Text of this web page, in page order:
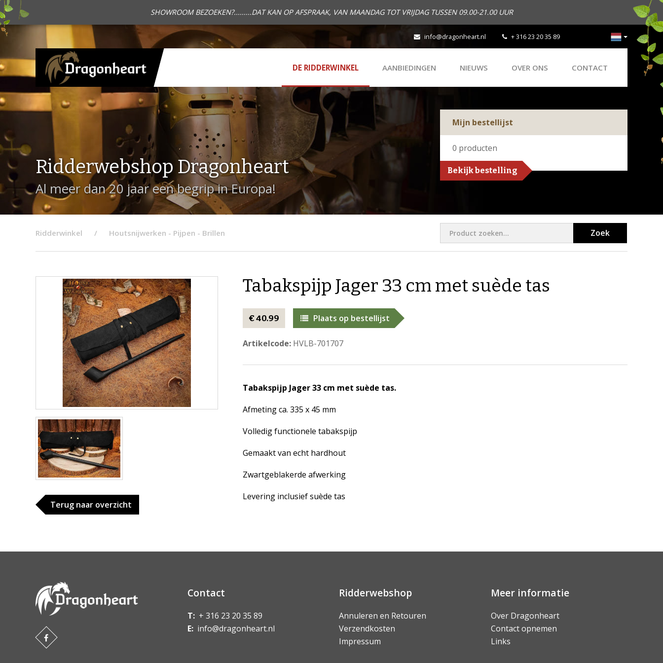
SHOWROOM BEZOEKEN?.........DAT KAN OP AFSPRAAK, VAN MAANDAG TOT VRIJDAG TUSSEN 09.00-21.00 UUR
info@dragonheart.nl + 316 23 20 35 89
DE RIDDERWINKEL AANBIEDINGEN NIEUWS OVER ONS CONTACT
Ridderwebshop Dragonheart
Al meer dan 20 jaar een begrip in Europa!
Mijn bestellijst
0 producten
Bekijk bestelling
Ridderwinkel Houtsnijwerken - Pijpen - Brillen Zoek
Terug naar overzicht
Tabakspijp Jager 33 cm met suède tas
€ 40.99 Plaats op bestellijst
Artikelcode:HVLB-701707
Tabakspijp Jager 33 cm met suède tas.
Afmeting ca. 335 x 45 mm
Volledig functionele tabakspijp
Gemaakt van echt hardhout
Zwartgeblakerde afwerking
Levering inclusief suède tas
Contact
T: + 316 23 20 35 89
E: info@dragonheart.nl
Ridderwebshop
Annuleren en Retouren
Verzendkosten
Impressum
Meer informatie
Over Dragonheart
Contact opnemen
Links